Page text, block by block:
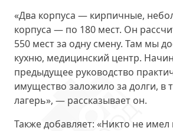
«Два корпуса — кирпичные,
корпуса — по 180 мест. Он
550 мест за одну смену. Там мы
кухню, медицинский центр.
предыдущее руководство
имущество заложило за долги, в
лагерь», — рассказывает он.
Также добавляет: «Никто не имел